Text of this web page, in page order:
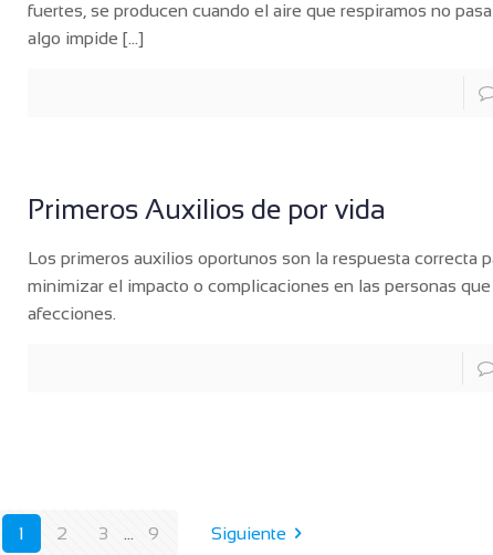
fuertes, se producen cuando el aire que respiramos no
algo impide […]
Primeros Auxilios de por vida
Los primeros auxilios oportunos son la respuesta correcta
minimizar el impacto o complicaciones en las personas
afecciones.
1 2 3 ... 9 Siguiente